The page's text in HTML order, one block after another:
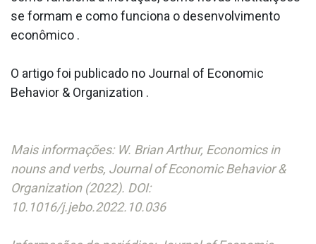
se formam e como funciona o desenvolvimento
econômico .
O artigo foi publicado no Journal of Economic
Behavior & Organization .
Mais informações: W. Brian Arthur, Economics in
nouns and verbs, Journal of Economic Behavior &
Organization (2022). DOI:
10.1016/j.jebo.2022.10.036